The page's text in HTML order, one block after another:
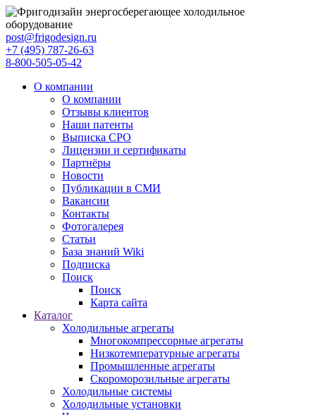
post@frigodesign.ru
+7 (495) 787-26-63
8-800-505-05-42
О компании
О компании
Отзывы клиентов
Наши патенты
Выписка СРО
Лицензии и сертификаты
Партнёры
Новости
Публикации в СМИ
Вакансии
Контакты
Фотогалерея
Статьи
База знаний Wiki
Подписка
Поиск
Поиск
Карта сайта
Каталог
Холодильные агрегаты
Многокомпрессорные агрегаты
Низкотемпературные агрегаты
Промышленные агрегаты
Скороморозильные агрегаты
Холодильные системы
Холодильные установки